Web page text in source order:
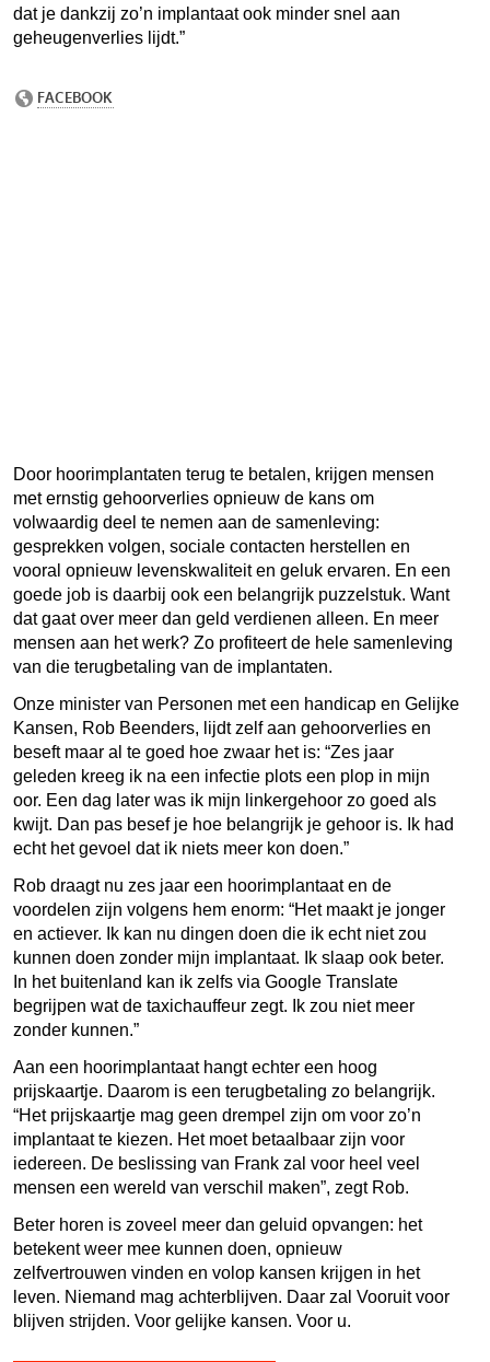
dat je dankzij zo’n implantaat ook minder snel aan
geheugenverlies lijdt.”
Door hoorimplantaten terug te betalen, krijgen mensen
met ernstig gehoorverlies opnieuw de kans om
volwaardig deel te nemen aan de samenleving:
gesprekken volgen, sociale contacten herstellen en
vooral opnieuw levenskwaliteit en geluk ervaren. En een
goede job is daarbij ook een belangrijk puzzelstuk. Want
dat gaat over meer dan geld verdienen alleen. En meer
mensen aan het werk? Zo profiteert de hele samenleving
van die terugbetaling van de implantaten.
Onze minister van Personen met een handicap en Gelijke
Kansen, Rob Beenders, lijdt zelf aan gehoorverlies en
beseft maar al te goed hoe zwaar het is: “Zes jaar
geleden kreeg ik na een infectie plots een plop in mijn
oor. Een dag later was ik mijn linkergehoor zo goed als
kwijt. Dan pas besef je hoe belangrijk je gehoor is. Ik had
echt het gevoel dat ik niets meer kon doen.”
Rob draagt nu zes jaar een hoorimplantaat en de
voordelen zijn volgens hem enorm: “Het maakt je jonger
en actiever. Ik kan nu dingen doen die ik echt niet zou
kunnen doen zonder mijn implantaat. Ik slaap ook beter.
In het buitenland kan ik zelfs via Google Translate
begrijpen wat de taxichauffeur zegt. Ik zou niet meer
zonder kunnen.”
Aan een hoorimplantaat hangt echter een hoog
prijskaartje. Daarom is een terugbetaling zo belangrijk.
“Het prijskaartje mag geen drempel zijn om voor zo’n
implantaat te kiezen. Het moet betaalbaar zijn voor
iedereen. De beslissing van Frank zal voor heel veel
mensen een wereld van verschil maken”, zegt Rob.
Beter horen is zoveel meer dan geluid opvangen: het
betekent weer mee kunnen doen, opnieuw
zelfvertrouwen vinden en volop kansen krijgen in het
leven. Niemand mag achterblijven. Daar zal Vooruit voor
blijven strijden. Voor gelijke kansen. Voor u.